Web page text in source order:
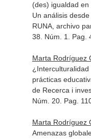
(des) igualdad en
Un análisis
RUNA, archivo
38. Núm. 1. Pag.
Marta Rodríguez
prácticas
de Recerca i
Núm. 20. Pag.
Marta Rodríguez
Amenazas